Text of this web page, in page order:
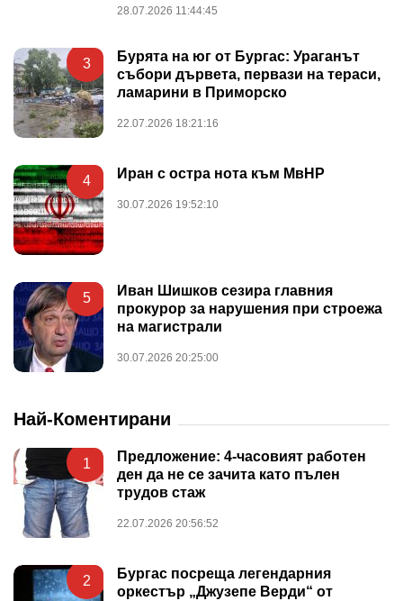
28.07.2026 11:44:45
3
Бурята на юг от Бургас: Ураганът
събори дървета, первази на тераси,
ламарини в Приморско
22.07.2026 18:21:16
4 Иран с остра нота към МвНР
30.07.2026 19:52:10
5
Иван Шишков сезира главния
прокурор за нарушения при строежа
на магистрали
30.07.2026 20:25:00
Най-Коментирани
1
Предложение: 4-часовият работен
ден да не се зачита като пълен
трудов стаж
22.07.2026 20:56:52
2
Бургас посреща легендарния
оркестър „Джузепе Верди“ от